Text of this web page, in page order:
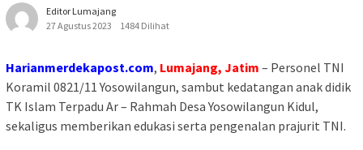
Editor Lumajang
27 Agustus 2023
1484 Dilihat
Harianmerdekapost.com, Lumajang, Jatim – Personel TNI
Koramil 0821/11 Yosowilangun, sambut kedatangan anak didik
TK Islam Terpadu Ar – Rahmah Desa Yosowilangun Kidul,
sekaligus memberikan edukasi serta pengenalan prajurit TNI.